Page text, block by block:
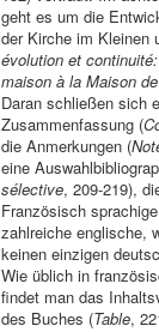
geht es um die
der Kirche im Kleinen
évolution et
maison à la Maison
Daran schließen sich
Zusammenfassung (
die Anmerkungen (
eine
sélective, 209-219),
Französisch
zahlreiche englische,
keinen einzigen
Wie üblich in
findet man das
des Buches (Table,